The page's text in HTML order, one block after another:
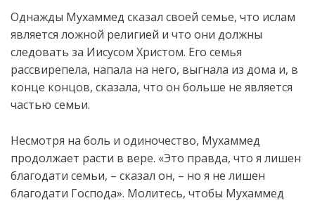
Однажды Мухаммед сказал своей семье, что ислам
является ложной религией и что они должны
следовать за Иисусом Христом. Его семья
рассвирепела, напала на него, выгнала из дома и, в
конце концов, сказала, что он больше не является
частью семьи.
Несмотря на боль и одиночество, Мухаммед
продолжает расти в вере. «Это правда, что я лишен
благодати семьи, – сказал он, – но я не лишен
благодати Господа». Молитесь, чтобы Мухаммед